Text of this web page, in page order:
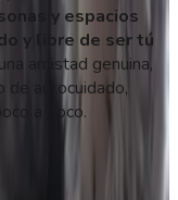
y espacios
y libre de ser tú
amistad genuina,
de autocuidado,
a poco.